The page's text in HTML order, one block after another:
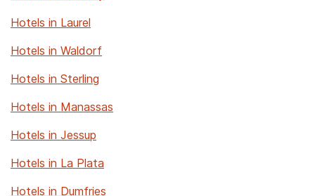
Hotels in Laurel
Hotels in Waldorf
Hotels in Sterling
Hotels in Manassas
Hotels in Jessup
Hotels in La Plata
Hotels in Dumfries